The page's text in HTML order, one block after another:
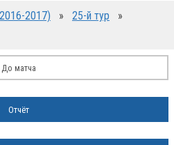
2017) » 25-й тур
»
До матча
Отчёт